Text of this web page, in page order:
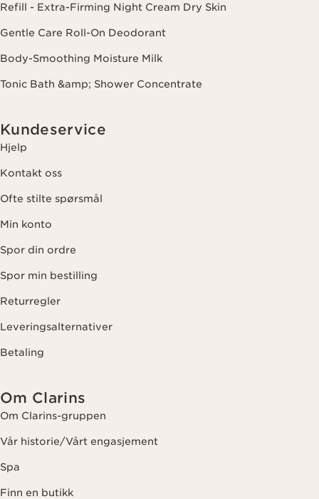
Refill - Extra-Firming Night Cream Dry Skin
Gentle Care Roll-On Deodorant
Body-Smoothing Moisture Milk
Tonic Bath &amp; Shower Concentrate
Kundeservice
Hjelp
Kontakt oss
Ofte stilte spørsmål
Min konto
Spor din ordre
Spor min bestilling
Returregler
Leveringsalternativer
Betaling
Om Clarins
Om Clarins-gruppen
Vår historie/Vårt engasjement
Spa
Finn en butikk